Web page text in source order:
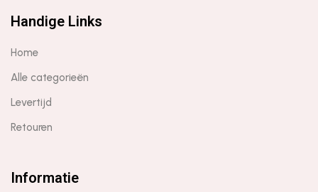
Handige Links
Home
Alle categorieën
Levertijd
Retouren
Informatie